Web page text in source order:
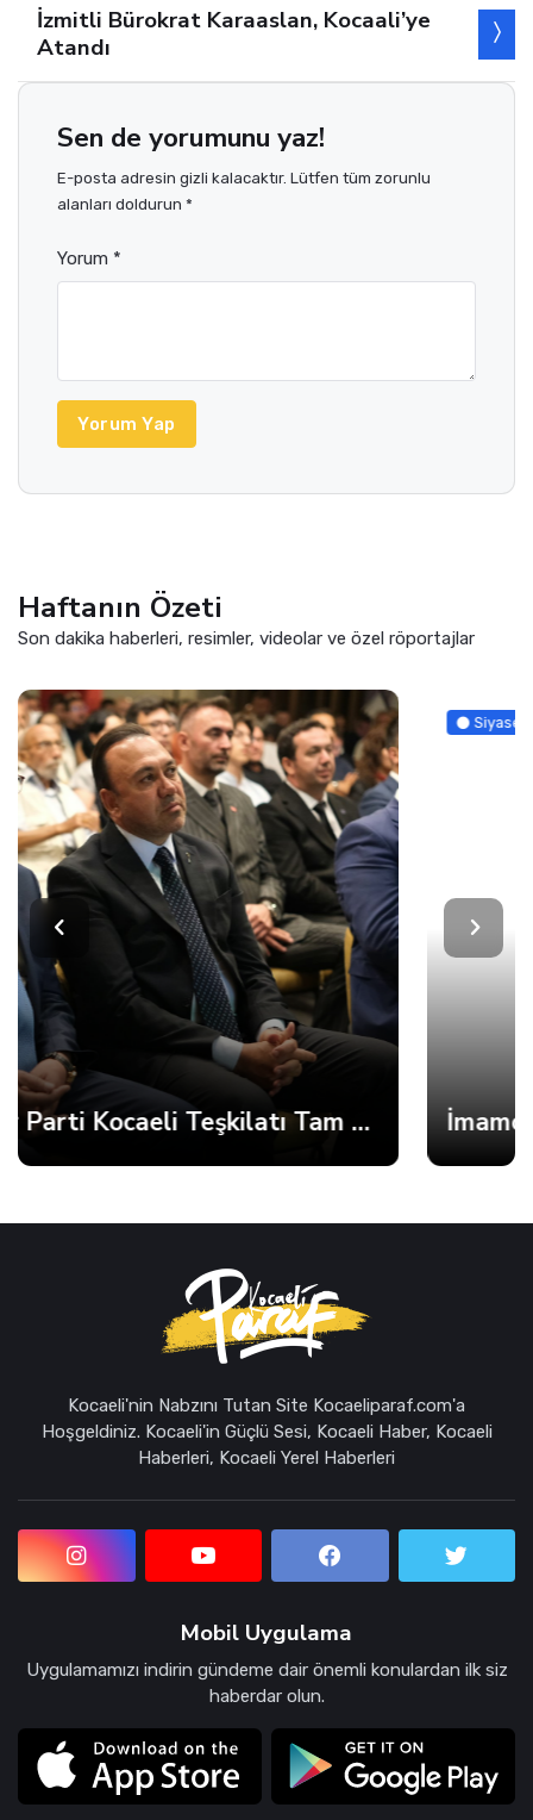
İzmitli Bürokrat Karaaslan, Kocaali’ye
Atandı
Sen de yorumunu yaz!
E-posta adresin gizli kalacaktır. Lütfen tüm zorunlu
alanları doldurun *
Yorum *
Yorum Yap
Haftanın Özeti
Son dakika haberleri, resimler, videolar ve özel röportajlar
Siyaset
İmamoğlu’ndan Fatma Başkan’a Dayanışma Mektubu
Kocaeli'nin Nabzını Tutan Site Kocaeliparaf.com'a
Hoşgeldiniz. Kocaeli'in Güçlü Sesi, Kocaeli Haber, Kocaeli
Haberleri, Kocaeli Yerel Haberleri
Mobil Uygulama
Uygulamamızı indirin gündeme dair önemli konulardan ilk siz
haberdar olun.